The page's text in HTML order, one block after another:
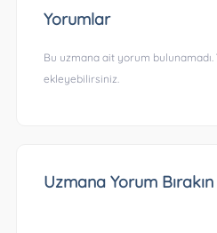
Yorumlar
Bu uzmana ait yorum
ekleyebilirsiniz.
Uzmana Yorum Bırakın